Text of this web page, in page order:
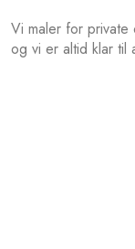
Vi maler for private
og vi er altid klar til